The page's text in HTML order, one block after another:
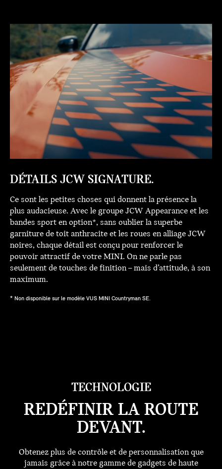
DÉTAILS JCW SIGNATURE.
Ce sont les petites choses qui donnent la présence la
plus audacieuse. Avec le groupe JCW Appearance et les
bandes sport en option*, sans oublier la superbe
garniture de toit anthracite et les roues en alliage JCW
noires, chaque détail est conçu pour renforcer le
pouvoir attractif de votre MINI. On ne parle pas
seulement de touches de finition – mais d’attitude, à son
maximum.
* Non disponible sur le modèle VUS MINI Countryman SE.
TECHNOLOGIE
REDÉFINIR LA ROUTE
DEVANT.
Obtenez plus de contrôle et de personnalisation que
jamais grâce à notre gamme de gadgets de haute